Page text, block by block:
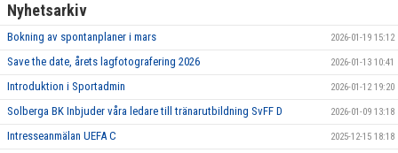
Nyhetsarkiv
Bokning av spontanplaner i mars 2026-01-19 15:12
Save the date, årets lagfotografering 2026 2026-01-13 10:41
Introduktion i Sportadmin 2026-01-12 19:20
Solberga BK Inbjuder våra ledare till tränarutbildning SvFF D 2026-01-09 13:18
Intresseanmälan UEFA C 2025-12-15 18:18